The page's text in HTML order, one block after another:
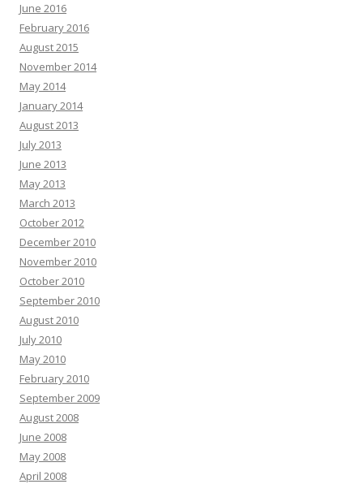
June 2016
February 2016
August 2015
November 2014
May 2014
January 2014
August 2013
July 2013
June 2013
May 2013
March 2013
October 2012
December 2010
November 2010
October 2010
September 2010
August 2010
July 2010
May 2010
February 2010
September 2009
August 2008
June 2008
May 2008
April 2008